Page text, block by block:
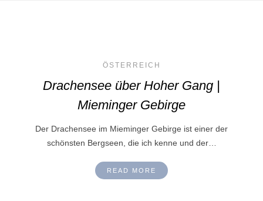
ÖSTERREICH
Drachensee über Hoher Gang |
Mieminger Gebirge
Der Drachensee im Mieminger Gebirge ist einer der
schönsten Bergseen, die ich kenne und der…
READ MORE